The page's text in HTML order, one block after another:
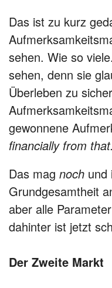
Das ist zu kurz
sehen. Wie so
sehen, denn sie
Überleben zu
gewonnene
financially from that.
Das mag noch und
Grundgesamtheit
aber alle
dahinter ist jetzt
Der Zweite Markt